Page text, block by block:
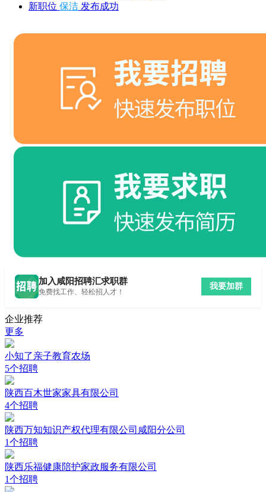
新职位 保洁 发布成功
加入咸阳招聘汇求职群
免费找工作、轻松招人才！
我要加群
企业推荐
更多
小知了亲子教育农场
5个招聘
陕西百木世家家具有限公司
4个招聘
陕西万知知识产权代理有限公司咸阳分公司
1个招聘
陕西乐福健康陪护家政服务有限公司
1个招聘